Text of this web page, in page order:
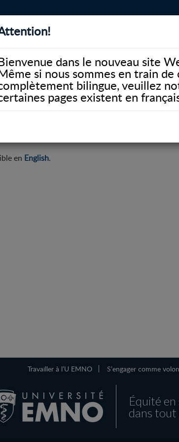
dans le nouveau site
si nous sommes en train de
bilingue, veuillez
pages existent en
BIBLIOTHÈQUE
Funds
en English.
Travailler à l’U EMNO S’engager comme
Équité
dans